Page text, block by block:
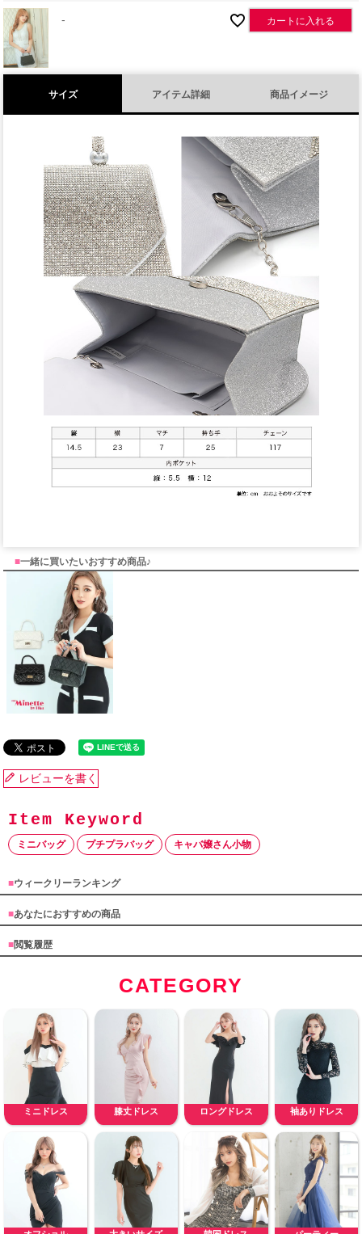
- カートに入れる
サイズ アイテム詳細 商品イメージ
■一緒に買いたいおすすめ商品♪
レビューを書く
ミニバッグ プチプラバッグ キャバ嬢さん小物
■ウィークリーランキング
■あなたにおすすめの商品
■閲覧履歴
CATEGORY
ミニドレス 膝丈ドレス ロングドレス 袖ありドレス